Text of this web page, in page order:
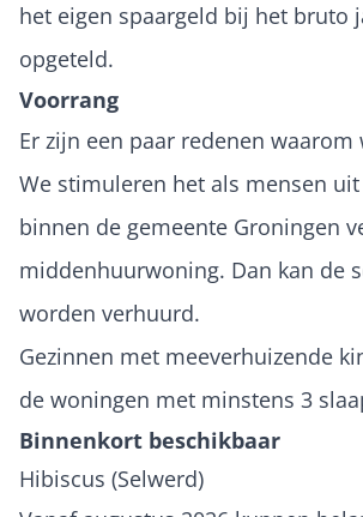
het eigen spaargeld bij het bruto
opgeteld.
Voorrang
Er zijn een paar redenen
We stimuleren het als mensen
binnen de gemeente Groningen
middenhuurwoning. Dan kan de
worden verhuurd.
Gezinnen met meeverhuizende
de woningen met minstens 3
Binnenkort beschikbaar
Hibiscus (Selwerd)